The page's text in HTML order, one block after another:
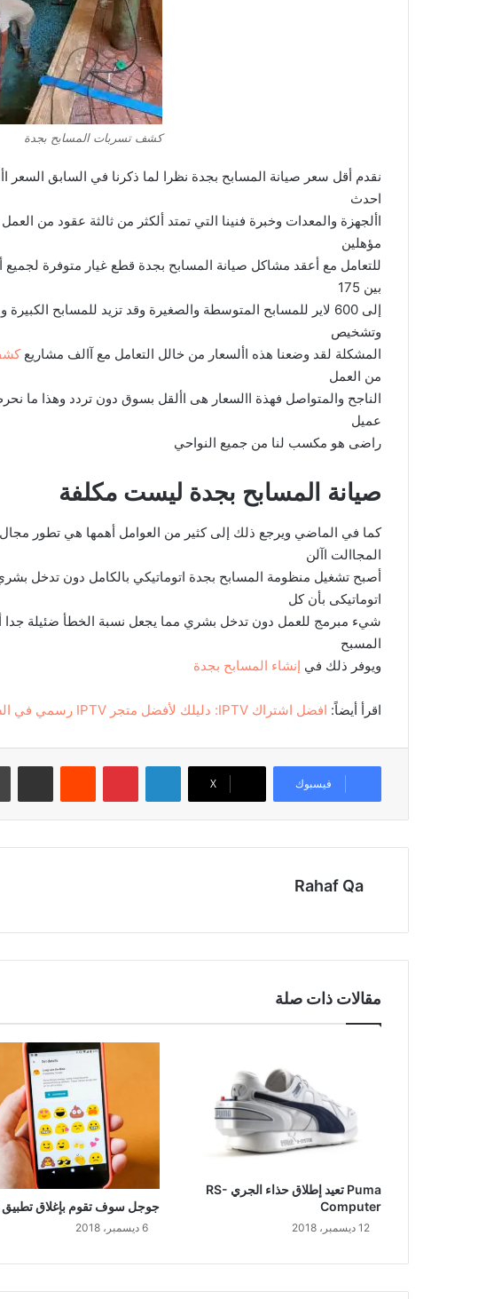
كشف تسربات المسابح بجدة
نقدم أقل سعر صيانة المسابح بجدة نظرا لما ذكرنا في السابق
احدث
األجهزة والمعدات وخبرة فنينا التي تمتد ألكثر من ثالثة عقود من
مؤهلين
للتعامل مع أعقد مشاكل صيانة المسابح بجدة قطع غيار متوفرة لجميع
بين 175
إلى 600 لاير للمسابح المتوسطة والصغيرة وقد تزيد للمسابح
وتشخيص
المشكلة لقد وضعنا هذه األسعار من خالل التعامل مع آالف مشاريع
من العمل
الناجح والمتواصل فهذة االسعار هى األقل بسوق دون تردد وهذا ما
عميل
راضى هو مكسب لنا من جميع النواحي
صيانة المسابح بجدة ليست مكلفة
كما في الماضي ويرجع ذلك إلى كثير من العوامل أهمها هي تطور
المجاالت اآلن
أصبح تشغيل منظومة المسابح بجدة اتوماتيكي بالكامل دون تدخل
اتوماتيكى بأن كل
شيء مبرمج للعمل دون تدخل بشري مما يجعل نسبة الخطأ ضئيلة
المسبح
ويوفر ذلك في إنشاء المسابح بجدة
اقرأ أيضاً: افضل اشتراك IPTV: دليلك لأفضل متجر IPTV رسمي في السعودية والوطن العربي
فيسبوك ‫X
لينكدإن بينتيريست
Rahaf Qa
مقالات ذات صلة
Puma تعيد إطلاق حذاء الجري RS-
Computer
12 ديسمبر، 2018
جوجل سوف تقوم بإغلاق تطبيق Allo
6 ديسمبر، 2018